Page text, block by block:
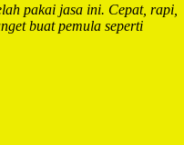
pakai jasa ini. Cepat, rapi,
buat pemula seperti